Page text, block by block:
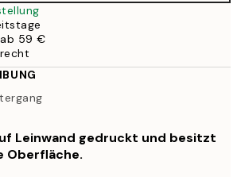
59 €
Leinwand gedruckt und besitzt
Oberfläche.